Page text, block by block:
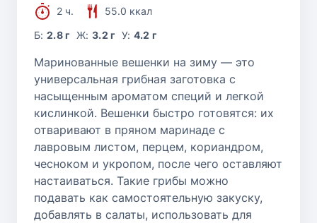
2 ч.
55.0 ккал
Б:2.8 г Ж: 3.2 г У: 4.2 г
Маринованные вешенки на зиму — это
универсальная грибная заготовка с
насыщенным ароматом специй и легкой
кислинкой. Вешенки быстро готовятся: их
отваривают в пряном маринаде с
лавровым листом, перцем, кориандром,
чесноком и укропом, после чего оставляют
настаиваться. Такие грибы можно
подавать как самостоятельную закуску,
добавлять в салаты, использовать для